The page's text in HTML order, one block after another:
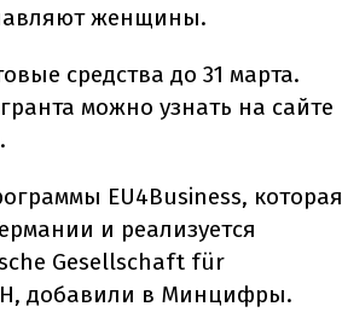
женщины.
средства до 31 марта.
можно узнать на сайте
EU4Business, которая
и реализуется
Gesellschaft für
добавили в Минцифры.